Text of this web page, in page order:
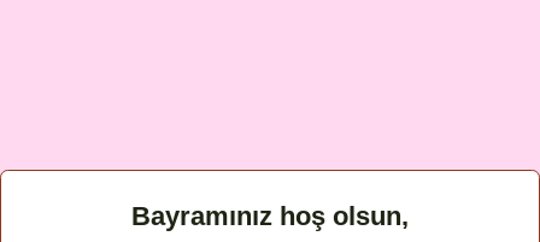
Bayramınız hoş olsun,